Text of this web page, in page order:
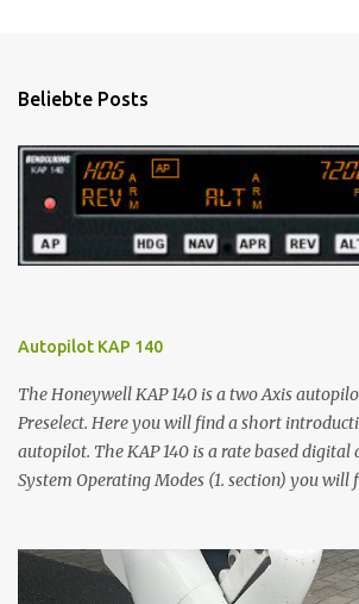
n
a
Beliebte Posts
Autopilot KAP 140
The Honeywell KAP 140 is a two Axis
Preselect. Here you will find a short
autopilot. The KAP 140 is a rate based
System Operating Modes (1. section) you will
activate the autopilot and how to switch
Operations with the KAP 140 (2. section) you